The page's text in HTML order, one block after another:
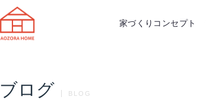
家づくりコンセプト
ブログ BLOG